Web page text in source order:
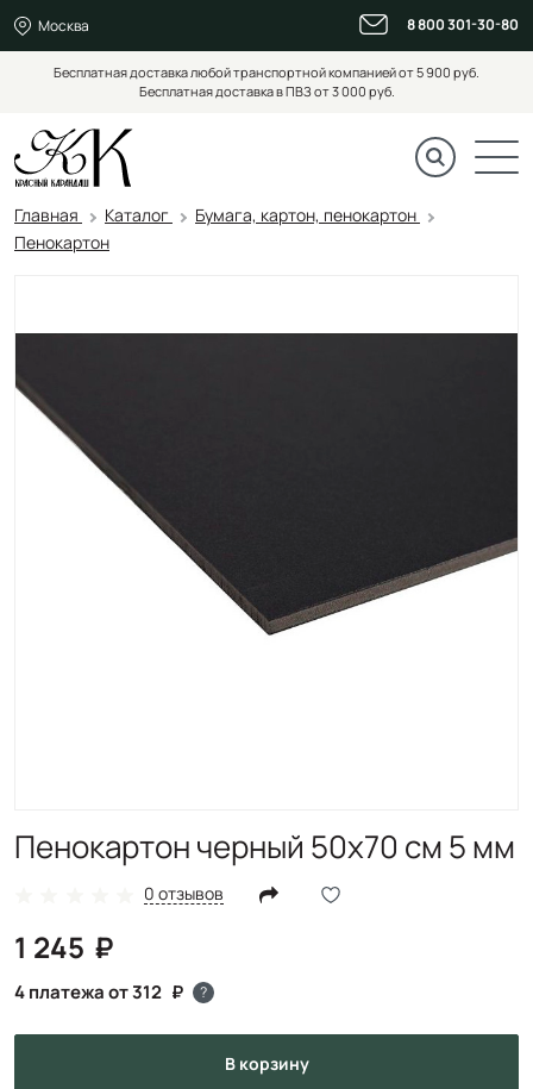
Москва 8 800 301-30-80
Бесплатная доставка любой транспортной компанией от 5 900 руб.
Бесплатная доставка в ПВЗ от 3 000 руб.
Главная Каталог
Бумага, картон, пенокартон
Пенокартон
Пенокартон черный 50х70 см 5 мм
0 отзывов
1 245
4 платежа от 312 ?
в корзину